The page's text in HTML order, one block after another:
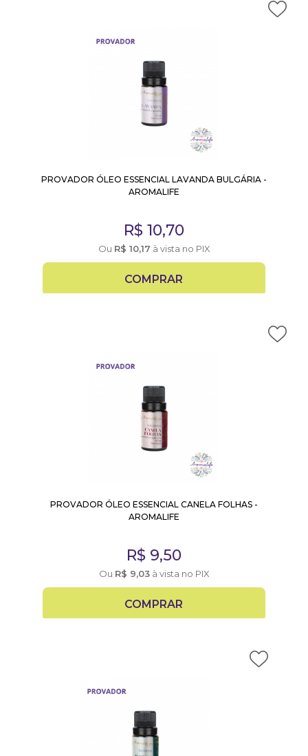
PROVADOR ÓLEO ESSENCIAL LAVANDA BULGÁRIA -
AROMALIFE
R$ 10,70
Ou R$ 10,17 à vista no PIX
COMPRAR
PROVADOR ÓLEO ESSENCIAL CANELA FOLHAS -
AROMALIFE
R$ 9,50
Ou R$ 9,03à vista no PIX
COMPRAR